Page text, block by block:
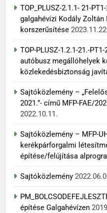
TOP_PLUSZ-2.1.1- 21-
galgahévízi Kodály
korszerűsítése
TOP-PLUSZ-1.2.1-21.-
autóbusz megállóhelyek
közlekedésbiztonság
Sajtóközlemény –
2021.”- című MFP-FAE/
2022.10.11.
Sajtóközlemény – MFP-
kerékpárforgalmi
építése/felújítása
Sajtóközlemény
építése Galgahévízen